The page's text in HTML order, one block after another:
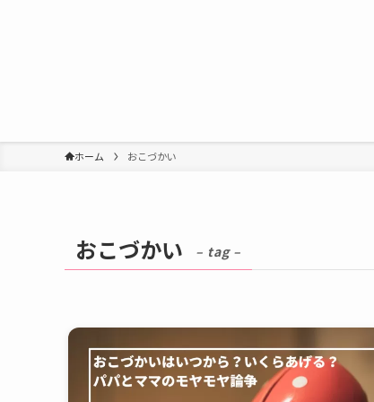
ホーム おこづかい
おこづかい – tag –